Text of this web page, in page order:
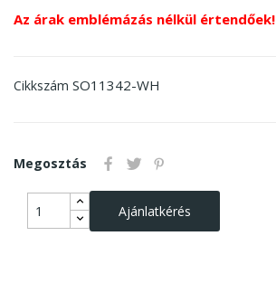
Az árak emblémázás nélkül értendőek!
Cikkszám SO11342-WH
Megosztás
Ajánlatkérés